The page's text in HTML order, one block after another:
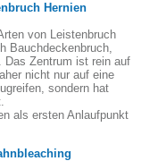
Hernien
von Leistenbruch
Bauchdeckenbruch,
Das Zentrum ist rein auf
nicht nur auf eine
sondern hat
als ersten Anlaufpunkt